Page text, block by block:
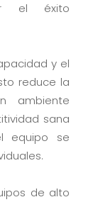
el éxito
y el
reduce la
ambiente
sana
equipo se
de alto